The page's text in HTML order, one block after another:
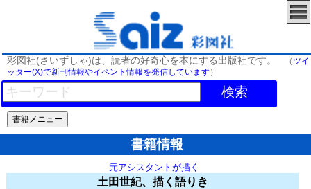
彩図社(さいずしゃ)は、読者の好奇心を本にする出版社です。 （ ツイ
ッター(X)で新刊情報やイベント情報を発信しています）
検索
書籍情報
元アシスタントが描く
土田世紀、描く語りき